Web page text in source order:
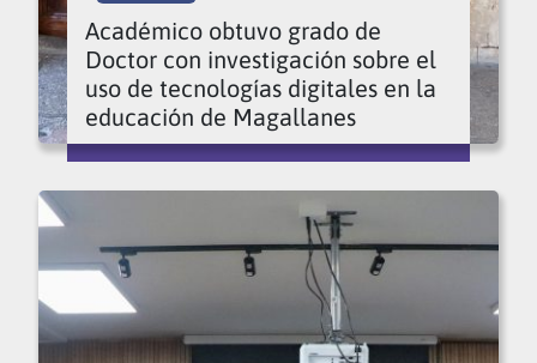
Académico obtuvo grado de
Doctor con investigación sobre el
uso de tecnologías digitales en la
educación de Magallanes